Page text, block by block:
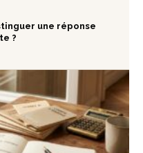
une réponse
?